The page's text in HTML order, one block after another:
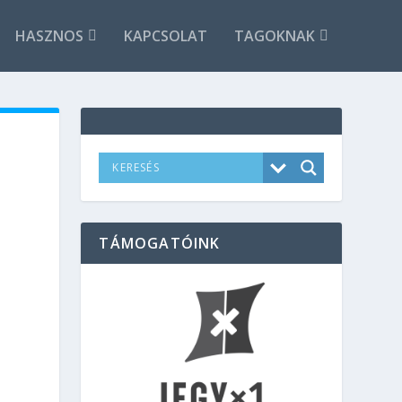
HASZNOS KAPCSOLAT TAGOKNAK
TÁMOGATÓINK